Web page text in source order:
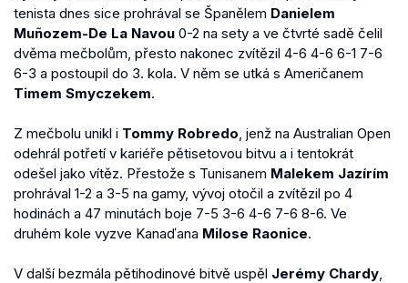
tenista dnes sice prohrával se Španělem Danielem
Muñozem-De La Navou 0-2 na sety a ve čtvrté sadě čelil
dvěma mečbolům, přesto nakonec zvítězil 4-6 4-6 6-1 7-6
6-3 a postoupil do 3. kola. V něm se utká s Američanem
Timem Smyczekem.
Z mečbolu unikl i Tommy Robredo, jenž na Australian Open
odehrál potřetí v kariéře pětisetovou bitvu a i tentokrát
odešel jako vítěz. Přestože s Tunisanem Malekem Jazírím
prohrával 1-2 a 3-5 na gamy, vývoj otočil a zvítězil po 4
hodinách a 47 minutách boje 7-5 3-6 4-6 7-6 8-6. Ve
druhém kole vyzve Kanaďana Milose Raonice.
V další bezmála pětihodinové bitvě uspěl Jerémy Chardy,